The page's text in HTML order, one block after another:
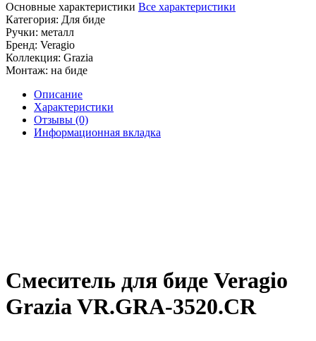
Основные характеристики Все характеристики
Категория: Для биде
Ручки: металл
Бренд: Veragio
Коллекция: Grazia
Монтаж: на биде
Описание
Характеристики
Отзывы (0)
Информационная вкладка
Смеситель для биде Veragio
Grazia VR.GRA-3520.CR